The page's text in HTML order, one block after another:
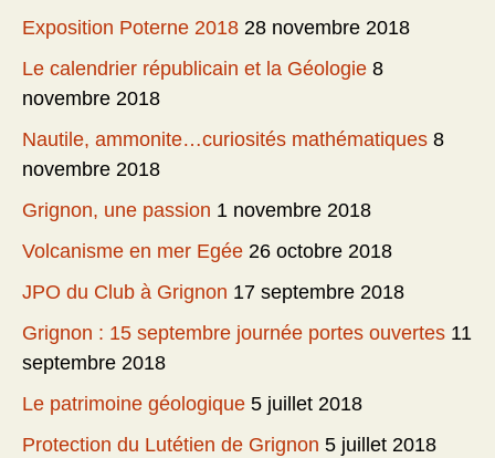
Exposition Poterne 2018 28 novembre 2018
Le calendrier républicain et la Géologie 8
novembre 2018
Nautile, ammonite…curiosités mathématiques 8
novembre 2018
Grignon, une passion 1 novembre 2018
Volcanisme en mer Egée 26 octobre 2018
JPO du Club à Grignon 17 septembre 2018
Grignon : 15 septembre journée portes ouvertes 11
septembre 2018
Le patrimoine géologique 5 juillet 2018
Protection du Lutétien de Grignon 5 juillet 2018